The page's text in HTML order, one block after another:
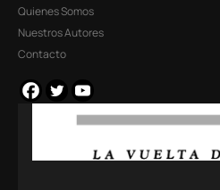
Quienes Somos
Nuestros Autores
Contacto